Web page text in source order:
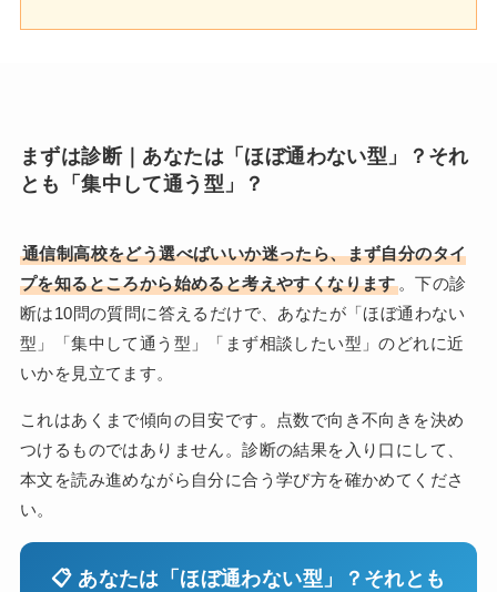
まずは診断｜あなたは「ほぼ通わない型」？それ
とも「集中して通う型」？
通信制高校をどう選べばいいか迷ったら、まず自分のタイ
プを知るところから始めると考えやすくなります。下の診
断は10問の質問に答えるだけで、あなたが「ほぼ通わない
型」「集中して通う型」「まず相談したい型」のどれに近
いかを見立てます。
これはあくまで傾向の目安です。点数で向き不向きを決め
つけるものではありません。診断の結果を入り口にして、
本文を読み進めながら自分に合う学び方を確かめてくださ
い。
📋 あなたは「ほぼ通わない型」？それとも